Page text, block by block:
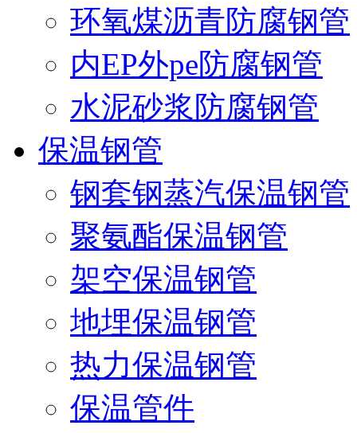
环氧煤沥青防腐钢管
内EP外pe防腐钢管
水泥砂浆防腐钢管
保温钢管
钢套钢蒸汽保温钢管
聚氨酯保温钢管
架空保温钢管
地埋保温钢管
热力保温钢管
保温管件